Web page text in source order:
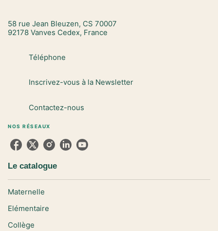
58 rue Jean Bleuzen, CS 70007
92178 Vanves Cedex, France
Téléphone
Inscrivez-vous à la Newsletter
Contactez-nous
NOS RÉSEAUX
Le catalogue
Maternelle
Elémentaire
Collège